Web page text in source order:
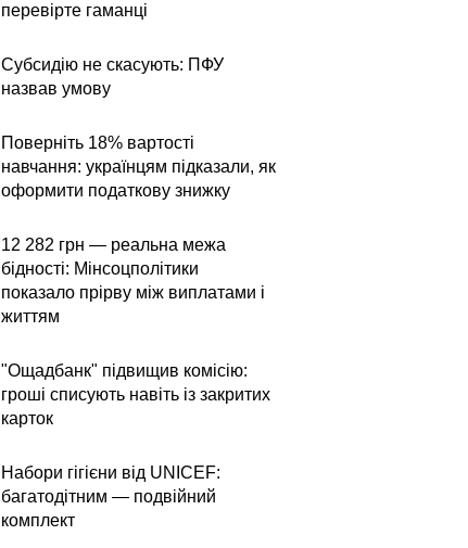
перевірте гаманці
Субсидію не скасують: ПФУ
назвав умову
Поверніть 18% вартості
навчання: українцям підказали, як
оформити податкову знижку
12 282 грн — реальна межа
бідності: Мінсоцполітики
показало прірву між виплатами і
життям
"Ощадбанк" підвищив комісію:
гроші списують навіть із закритих
карток
Набори гігієни від UNICEF:
багатодітним — подвійний
комплект